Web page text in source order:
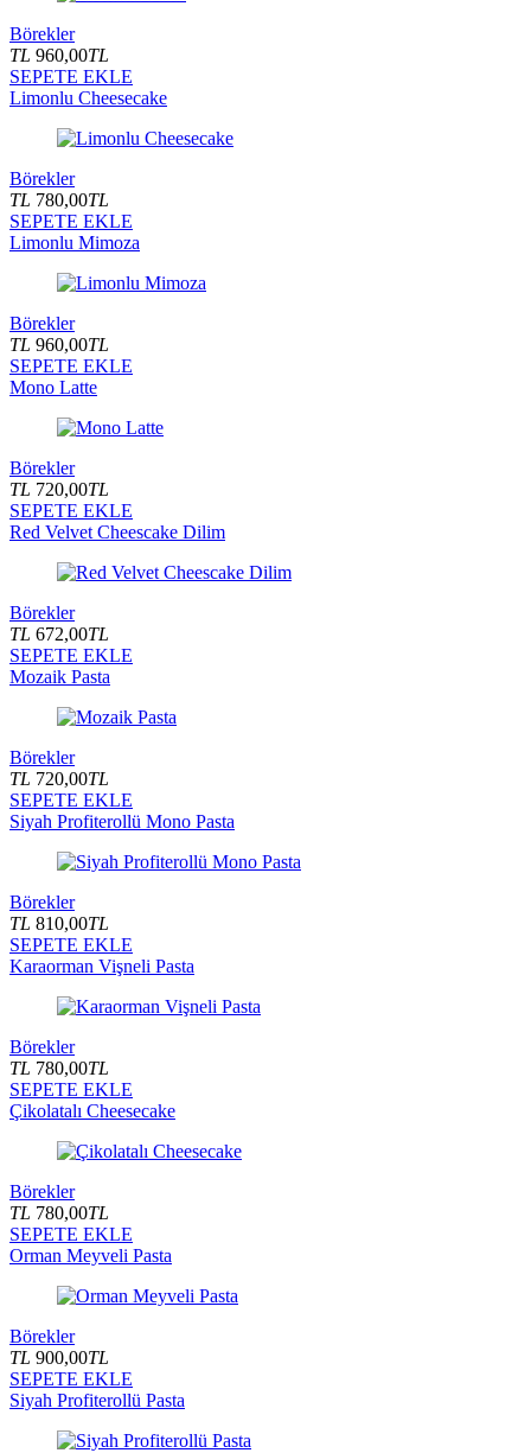
Börekler
TL 960,00TL
SEPETE EKLE
Limonlu Cheesecake
Börekler
TL 780,00TL
SEPETE EKLE
Limonlu Mimoza
Börekler
TL 960,00TL
SEPETE EKLE
Mono Latte
Börekler
TL 720,00TL
SEPETE EKLE
Red Velvet Cheescake Dilim
Börekler
TL 672,00TL
SEPETE EKLE
Mozaik Pasta
Börekler
TL 720,00TL
SEPETE EKLE
Siyah Profiterollü Mono Pasta
Börekler
TL 810,00TL
SEPETE EKLE
Karaorman Vişneli Pasta
Börekler
TL 780,00TL
SEPETE EKLE
Çikolatalı Cheesecake
Börekler
TL 780,00TL
SEPETE EKLE
Orman Meyveli Pasta
Börekler
TL 900,00TL
SEPETE EKLE
Siyah Profiterollü Pasta